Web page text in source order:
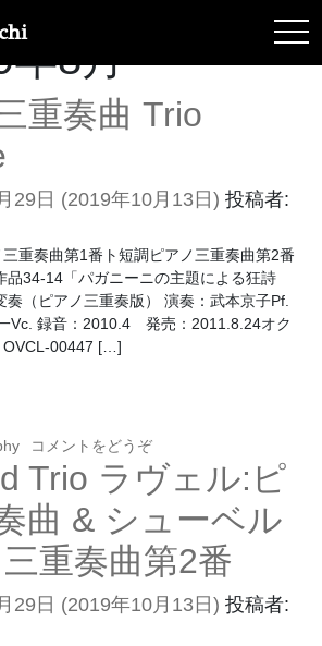
年8月
重奏曲 Trio
29日 (2019年10月13日) 投稿者:
重奏曲第1番ト短調ピアノ三重奏曲第2番
品34-14「パガニーニの主題による狂詩
奏（ピアノ三重奏版） 演奏：武本京子Pf.
Vc. 録音：2010.4 発売：2011.8.24オク
00447 […]
コメントをどうぞ
Trio ラヴェル:ピ
曲 & シューベル
重奏曲第2番
29日 (2019年10月13日) 投稿者: